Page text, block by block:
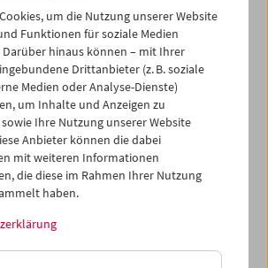
25 27
29
01 02 03 04
or subtitles
Mo 16.1.
um die Nutzung unserer Website
Funktionen für soziale Medien
hinaus können – mit Ihrer
Drittanbieter (z. B. soziale
Medien oder Analyse-Dienste)
um Inhalte und Anzeigen zu
Ihre Nutzung unserer Website
Anbieter können die dabei
mit weiteren Informationen
die diese im Rahmen Ihrer Nutzung
haben.